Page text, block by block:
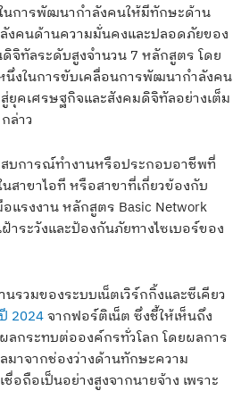
นการพัฒนากำลังคนให้มีทักษะด้าน
งคนด้านความมั่นคงและปลอดภัยของ
ทัลระดับสูงจำนวน 7 หลักสูตร โดย
งในการขับเคลื่อนการพัฒนากำลังคน
ยุคเศรษฐกิจและสังคมดิจิทัลอย่างเต็ม
ล่าว
บการณ์ทำงานหรือประกอบอาชีพที่
สาขาไอที หรือสาขาที่เกี่ยวข้องกับ
รงงาน หลักสูตร Basic Network
ะวังและป้องกันภัยทางไซเบอร์ของ
วมของระบบเน็ตเวิร์กกิ้งและซีเคียว
2024จากฟอร์ติเน็ต ซึ่งชี้ให้เห็นถึง
ลกระทบต่อองค์กรทั่วโลก โดยผลการ
าจากช่องว่างด้านทักษะความ
ถือเป็นอย่างสูงจากนายจ้าง เพราะ